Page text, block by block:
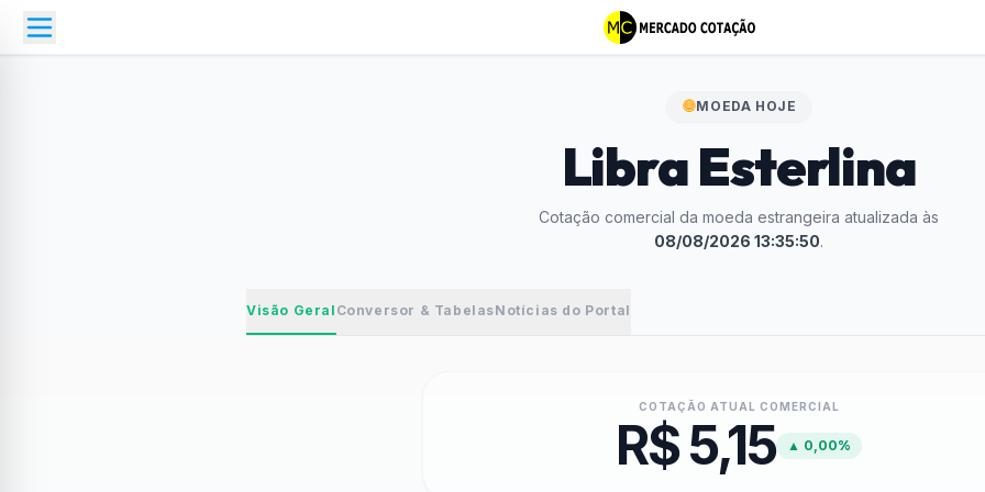
MOEDA HOJE
Libra Esterlina
Cotação comercial da moeda estrangeira atualizada às
08/08/2026 13:35:50.
Visão Geral Conversor & TabelasNotícias do Portal
COTAÇÃO ATUAL COMERCIAL
R$ 5,15 ▲ 0,00%